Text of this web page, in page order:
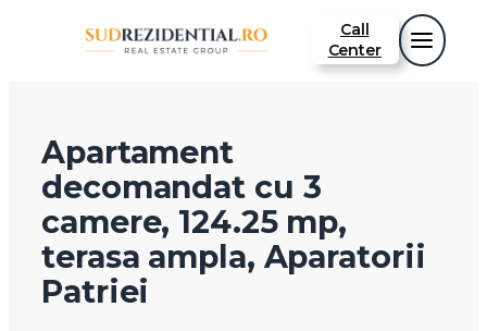
Call
Center
Apartament
decomandat cu 3
camere, 124.25 mp,
terasa ampla, Aparatorii
Patriei